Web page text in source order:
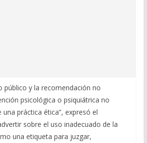
público y la recomendación no
psicológica o psiquiátrica no
práctica ética”, expresó el
sobre el uso inadecuado de la
una etiqueta para juzgar,